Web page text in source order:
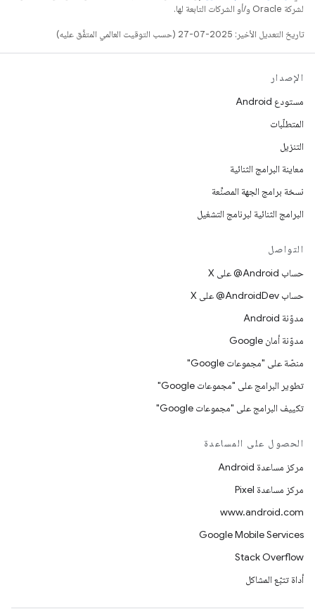
لشركة Oracle و/أو الشركات التابعة لها.
تاريخ التعديل الأخير: 2025-07-27 (حسب التوقيت العالمي المتفَّق عليه)
الإصدار
مستودع Android
المتطلّبات
التنزيل
معاينة البرامج الثنائية
نسخة برامج الجهة المصنِّعة
البرامج الثنائية لبرنامج التشغيل
التواصل
حساب ‎@Android على X
حساب ‎@AndroidDev على X
مدوّنة Android
مدوّنة أمان Google
منصّة على "مجموعات Google"
تطوير البرامج على "مجموعات Google"
تكييف البرامج على "مجموعات Google"
الحصول على المساعدة
مركز مساعدة Android
مركز مساعدة Pixel
www.android.com
Google Mobile Services
Stack Overflow
أداة تتبّع المشاكل